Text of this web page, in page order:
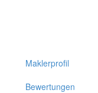
Maklerprofil
Bewertungen